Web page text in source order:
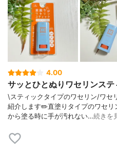
4.00
サッとひとぬりワセリンステ
\スティックタイプのワセリン/⁡ワセ
紹介します✏️⁡直塗りタイプのワセリ
から塗る時に手が汚れない…続きを